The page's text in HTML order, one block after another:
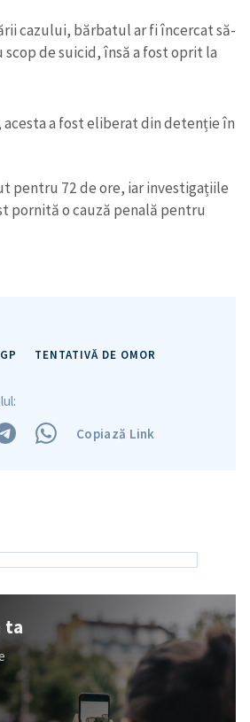
cazului, bărbatul ar fi încercat să-
scop de suicid, însă a fost oprit la
a fost eliberat din detenție în
pentru 72 de ore, iar investigațiile
pornită o cauză penală pentru
TENTATIVĂ DE OMOR
Copiază Link
ta